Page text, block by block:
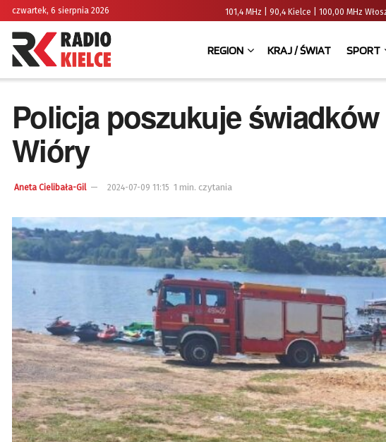
czwartek, 6 sierpnia 2026 101,4 MHz | 90,4 Kielce | 100,00 MHz
REGION KRAJ / ŚWIAT SPORT
Policja poszukuje
Wióry
Aneta Cielibała-Gil 2024-07-09 11:15 1 min. czytania